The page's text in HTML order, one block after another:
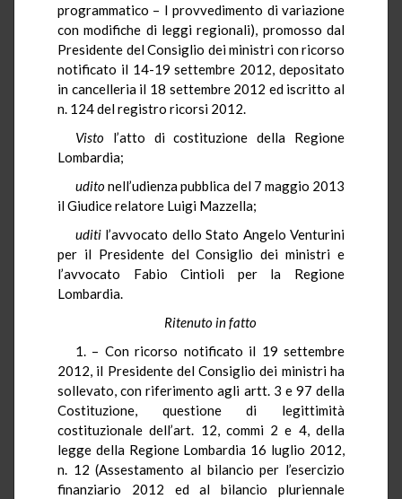
programmatico – I provvedimento di variazione
con modifiche di leggi regionali), promosso dal
Presidente del Consiglio dei ministri con ricorso
notificato il 14-19 settembre 2012, depositato
in cancelleria il 18 settembre 2012 ed iscritto al
n. 124 del registro ricorsi 2012.
Visto l’atto di costituzione della Regione
Lombardia;
uditonell’udienza pubblica del 7 maggio 2013
il Giudice relatore Luigi Mazzella;
uditi l’avvocato dello Stato Angelo Venturini
per il Presidente del Consiglio dei ministri e
l’avvocato Fabio Cintioli per la Regione
Lombardia.
Ritenuto in fatto
1. – Con ricorso notificato il 19 settembre
2012, il Presidente del Consiglio dei ministri ha
sollevato, con riferimento agli artt. 3 e 97 della
Costituzione, questione di legittimità
costituzionale dell’art. 12, commi 2 e 4, della
legge della Regione Lombardia 16 luglio 2012,
n. 12 (Assestamento al bilancio per l’esercizio
finanziario 2012 ed al bilancio pluriennale